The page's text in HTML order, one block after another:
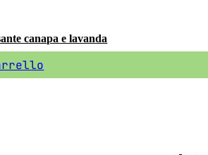
canapa e lavanda